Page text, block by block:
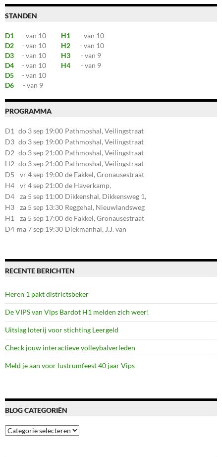
STANDEN
D1 - van 10 H1
- van 10
D2
- van 10 H2
- van 10
D3
- van 10 H3
- van 9
D4
- van 10 H4
- van 9
D5
- van 10
D6
- van 9
PROGRAMMA
D1 do 3 sep 19:00 Pathmoshal, Veilingstraat
20, 7545LZ Enschede
D3 do 3 sep 19:00 Pathmoshal, Veilingstraat
20, 7545LZ Enschede
D2 do 3 sep 21:00 Pathmoshal, Veilingstraat
20, 7545LZ Enschede
H2 do 3 sep 21:00 Pathmoshal, Veilingstraat
20, 7545LZ Enschede
D5 vr 4 sep 19:00 de Fakkel, Gronausestraat
107, 7581CE Losser
H4 vr 4 sep 21:00 de Haverkamp,
Stationsstraat 30, 7475AM
Markelo
D4 za 5 sep 11:00 Dikkenshal, Dikkensweg 1,
7641CC Wierden
H3 za 5 sep 13:30 Reggehal, Nieuwlandsweg
1, 7461VP Rijssen
H1 za 5 sep 17:00 de Fakkel, Gronausestraat
107, 7581CE Losser
D4 ma 7 sep 19:30 Diekmanhal, J.J. van
RECENTE BERICHTEN
Heren 1 pakt districtsbeker
De VIPS van Vips Bardot H1 melden zich weer!
Uitslag loterij voor stichting Leergeld
Check jouw interactieve volleybalverleden
Meld je aan voor lustrumfeest 40 jaar Vips
BLOG CATEGORIËN
Blog
categoriën